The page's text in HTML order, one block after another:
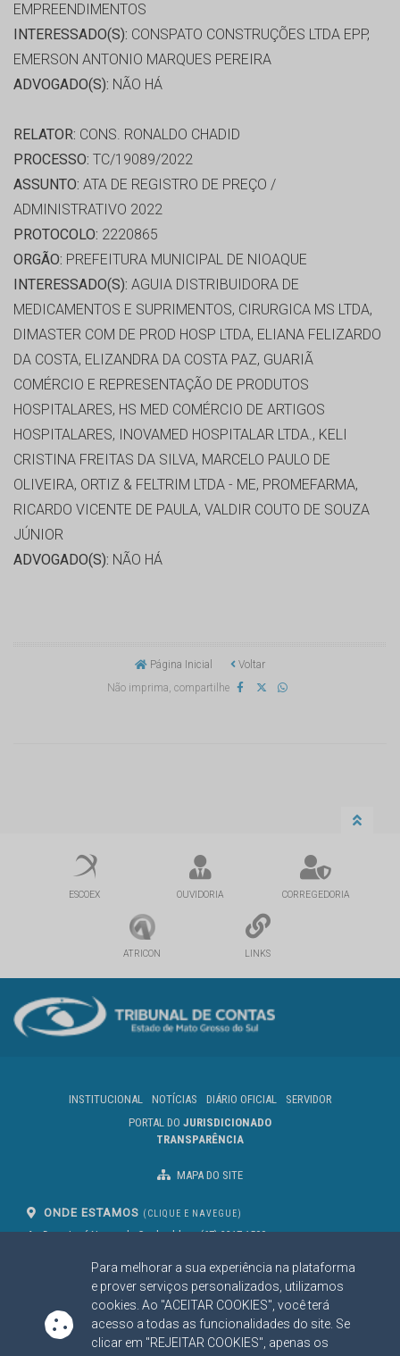
Para melhorar a sua experiência na plataforma
e prover serviços personalizados, utilizamos
cookies. Ao "ACEITAR COOKIES", você terá
acesso a todas as funcionalidades do site. Se
clicar em "REJEITAR COOKIES", apenas os
EMPREENDIMENTOS
INTERESSADO(S): CONSPATO CONSTRUÇÕES LTDA EPP,
EMERSON ANTONIO MARQUES PEREIRA
ADVOGADO(S): NÃO HÁ
RELATOR: CONS. RONALDO CHADID
PROCESSO: TC/19089/2022
ASSUNTO: ATA DE REGISTRO DE PREÇO /
ADMINISTRATIVO 2022
PROTOCOLO: 2220865
ORGÃO: PREFEITURA MUNICIPAL DE NIOAQUE
INTERESSADO(S): AGUIA DISTRIBUIDORA DE
MEDICAMENTOS E SUPRIMENTOS, CIRURGICA MS LTDA,
DIMASTER COM DE PROD HOSP LTDA, ELIANA FELIZARDO
DA COSTA, ELIZANDRA DA COSTA PAZ, GUARIÃ
COMÉRCIO E REPRESENTAÇÃO DE PRODUTOS
HOSPITALARES, HS MED COMÉRCIO DE ARTIGOS
HOSPITALARES, INOVAMED HOSPITALAR LTDA., KELI
CRISTINA FREITAS DA SILVA, MARCELO PAULO DE
OLIVEIRA, ORTIZ & FELTRIM LTDA - ME, PROMEFARMA,
RICARDO VICENTE DE PAULA, VALDIR COUTO DE SOUZA
JÚNIOR
ADVOGADO(S): NÃO HÁ
Página Inicial
Voltar
Não imprima, compartilhe
ESCOEX OUVIDORIA CORREGEDORIA
ATRICON LINKS
INSTITUCIONAL NOTÍCIAS DIÁRIO OFICIAL
SERVIDOR
PORTAL DO JURISDICIONADO
TRANSPARÊNCIA
MAPA DO SITE
ONDE ESTAMOS (CLIQUE E NAVEGUE)
Av. Des. José Nunes da Cunha, bloco
Campo Grande/MS
CEP: 79031-310
(67) 3317-1500
SIGA NOSSAS REDES SOCIAIS